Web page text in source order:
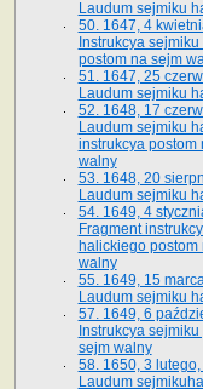
Laudum sejmiku
50. 1647, 4
Instrukcya
postom na sejm
51. 1647, 25
Laudum sejmiku
52. 1648, 17
Laudum sejmiku
instrukcya postom
walny
53. 1648, 20
Laudum sejmiku
54. 1649, 4
Fragment
halickiego postom
walny
55. 1649, 15
Laudum sejmiku
57. 1649, 6
Instrukcya
sejm walny
58. 1650, 3
Laudum